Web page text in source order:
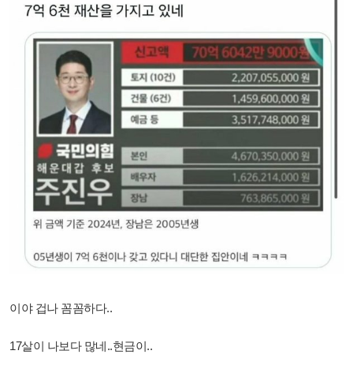
이야 겁나 꼼꼼하다..
17살이 나보다 많네..현금이..